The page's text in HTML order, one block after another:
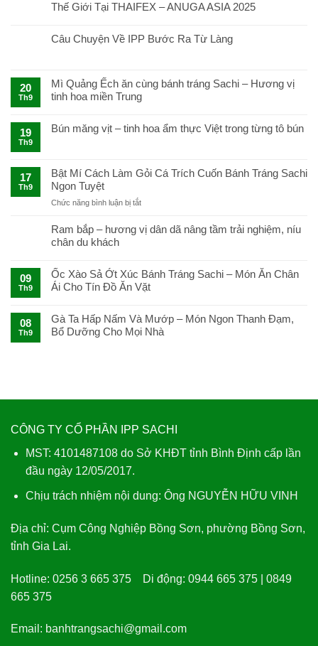
Thế Giới Tại THAIFEX – ANUGA ASIA 2025
Câu Chuyện Về IPP Bước Ra Từ Làng
20
Th9
Mì Quảng Ếch ăn cùng bánh tráng Sachi – Hương vị
tinh hoa miền Trung
19
Th9
Bún măng vịt – tinh hoa ẩm thực Việt trong từng tô bún
17
Th9
Bật Mí Cách Làm Gỏi Cá Trích Cuốn Bánh Tráng Sachi
Ngon Tuyệt
Chức năng bình luận bị tắtở
Mí
Cách
Cá
Trích
Cuốn
Tráng
Sachi
Ram bắp – hương vị dân dã nâng tầm trải nghiệm, níu
chân du khách
09
Th9
Ốc Xào Sả Ớt Xúc Bánh Tráng Sachi – Món Ăn Chân
Ái Cho Tín Đồ Ăn Vặt
08
Th9
Gà Ta Hấp Nấm Và Mướp – Món Ngon Thanh Đạm,
Bổ Dưỡng Cho Mọi Nhà
CÔNG TY CỔ PHẦN IPP SACHI
MST: 4101487108 do Sở KHĐT tỉnh Bình Định cấp lần
đầu ngày 12/05/2017.
Chịu trách nhiệm nội dung: Ông NGUYỄN HỮU VINH
Địa chỉ: Cụm Công Nghiệp Bồng Sơn, phường Bồng Sơn,
tỉnh Gia Lai.
Hotline: 0256 3 665 375 Di động: 0944 665 375 | 0849
665 375
Email: banhtrangsachi@gmail.com